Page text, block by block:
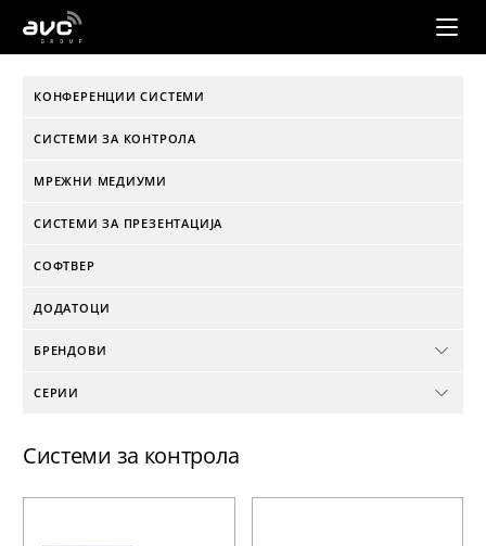
AVC
КОНФЕРЕНЦИИ СИСТЕМИ
СИСТЕМИ ЗА КОНТРОЛА
МРЕЖНИ МЕДИУМИ
СИСТЕМИ ЗА ПРЕЗЕНТАЦИЈА
СОФТВЕР
ДОДАТОЦИ
БРЕНДОВИ
СЕРИИ
Системи за контрола